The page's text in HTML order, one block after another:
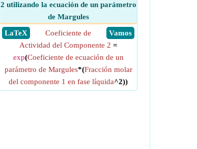
2 utilizando la ecuación de un parámetro
de Margules
​ LaTeX
​ Vamos
Coeficiente de
Actividad del Componente 2 =
exp(Coeficiente de ecuación de un
parámetro de Margules*(Fracción molar
del componente 1 en fase líquida^2))